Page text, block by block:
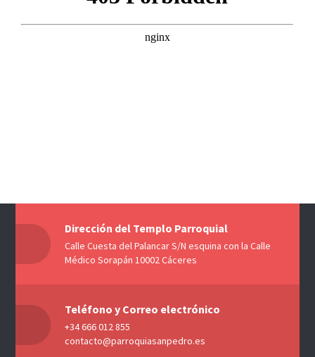
Dirección del Templo Parroquial
Calle Cuesta del Palancar S/N esquina con la Calle
Médico Sorapán 10002 Cáceres
Teléfono y Correo electrónico
+34 666 012 855
contacto@parroquiasanpedro.es